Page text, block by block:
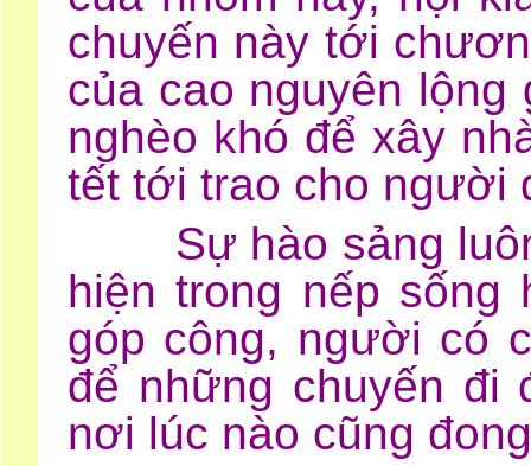
chuyến này tới
của cao nguyên lộng
nghèo khó để xây
tết tới trao cho người
Sự hào sảng luôn
hiện trong nếp sống
góp công, người có
để những chuyến đi
nơi lúc nào cũng